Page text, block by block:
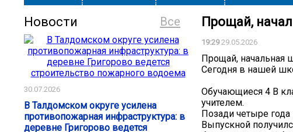
Все
Новости
30.07.2026
В Талдомском округе усилена
противопожарная инфраструктура: в
деревне Григорово ведется
Прощай,
19:2929.05.2026
Прощай, начальная
Сегодня в нашей
Обучающиеся 4 В
учителем.
Позади четыре
Выпускной